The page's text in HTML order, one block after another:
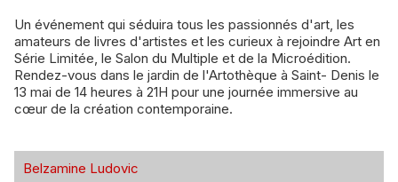
Un événement qui séduira tous les passionnés d'art, les
amateurs de livres d'artistes et les curieux à rejoindre Art en
Série Limitée, le Salon du Multiple et de la Microédition.
Rendez-vous dans le jardin de l'Artothèque à Saint- Denis le
13 mai de 14 heures à 21H pour une journée immersive au
cœur de la création contemporaine.
Belzamine Ludovic